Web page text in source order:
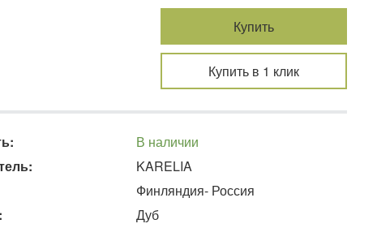
Купить
Купить в 1 клик
В наличии
KARELIA
Финляндия- Россия
Дуб